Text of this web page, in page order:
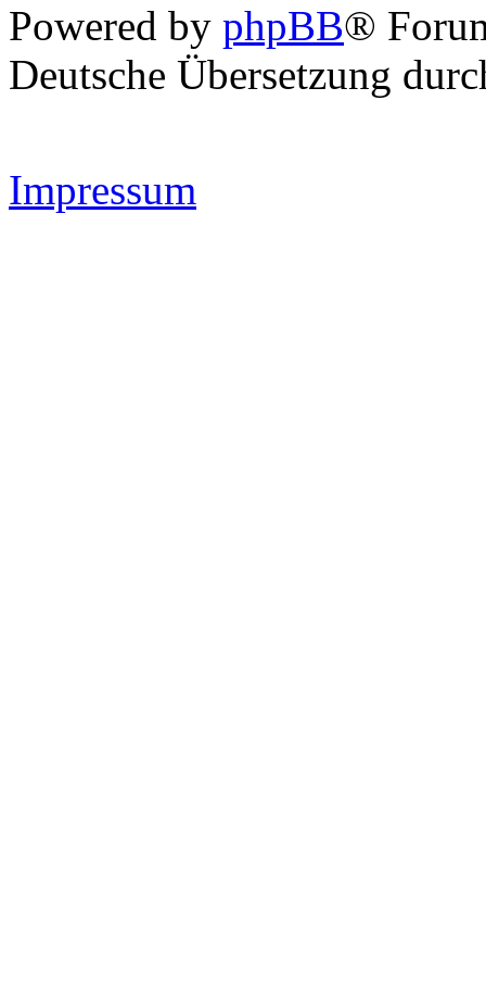
Powered by phpBB®
Deutsche Übersetzung
Impressum